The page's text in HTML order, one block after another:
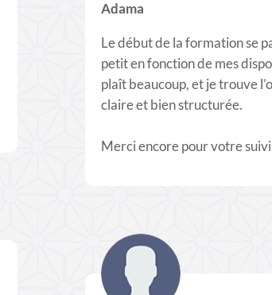
Adama
Le début de la formation se
petit en fonction de mes
plaît beaucoup, et je trouve
claire et bien structurée.
Merci encore pour votre suivi